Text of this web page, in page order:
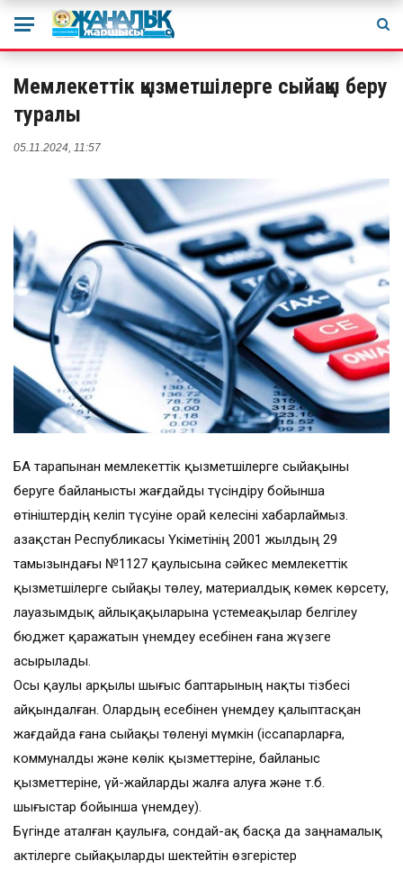
Мемлекеттік қызметшілерге сыйақы беру
туралы
05.11.2024, 11:57
БАҚ тарапынан мемлекеттік қызметшілерге сыйақыны
беруге байланысты жағдайды түсіндіру бойынша
өтініштердің келіп түсуіне орай келесіні хабарлаймыз.
Қазақстан Республикасы Үкіметінің 2001 жылдың 29
тамызындағы №1127 қаулысына сәйкес мемлекеттік
қызметшілерге сыйақы төлеу, материалдық көмек көрсету,
лауазымдық айлықақыларына үстемеақылар белгілеу
бюджет қаражатын үнемдеу есебінен ғана жүзеге
асырылады.
Осы қаулы арқылы шығыс баптарының нақты тізбесі
айқындалған. Олардың есебінен үнемдеу қалыптасқан
жағдайда ғана сыйақы төленуі мүмкін (іссапарларға,
коммуналды және көлік қызметтеріне, байланыс
қызметтеріне, үй-жайларды жалға алуға және т.б.
шығыстар бойынша үнемдеу).
Бүгінде аталған қаулыға, сондай-ақ басқа да заңнамалық
актілерге сыйақыларды шектейтін өзгерістер